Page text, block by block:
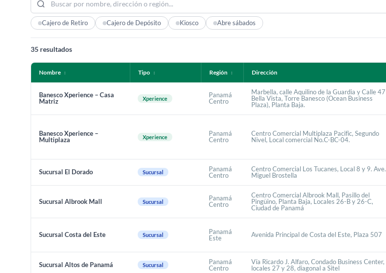
Cajero de Retiro Cajero de Depósito Kiosco Abre sábados
35 resultados
Nombre ↕ Tipo ↕ Región ↕ Dirección
Banesco Xperience – Casa
Matriz
Xperience
Panamá
Centro
Marbella, calle Aquilino de la Guardia y Calle 47
Bella Vista, Torre Banesco (Ocean Business
Plaza), Planta Baja.
Banesco Xperience –
Multiplaza
Xperience
Panamá
Centro
Centro Comercial Multiplaza Pacific, Segundo
Nivel, Local comercial No.C-BC-04.
Sucursal El Dorado Sucursal
Panamá
Centro
Centro Comercial Los Tucanes, Local 8 y 9. Ave.
Miguel Brostella
Sucursal Albrook Mall Sucursal
Panamá
Centro
Centro Comercial Albrook Mall, Pasillo del
Pingüino, Planta Baja, Locales 26-B y 26-C,
Ciudad de Panamá
Sucursal Costa del Este Sucursal
Panamá
Este
Avenida Principal de Costa del Este, Plaza 507
Sucursal Altos de Panamá Sucursal
Panamá
Centro
Vía Ricardo J. Alfaro, Condado Business Center,
locales 27 y 28, diagonal a Sitel